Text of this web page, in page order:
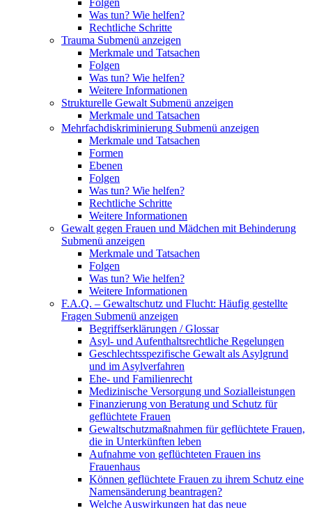
Folgen
Was tun? Wie helfen?
Rechtliche Schritte
Trauma Submenü anzeigen
Merkmale und Tatsachen
Folgen
Was tun? Wie helfen?
Weitere Informationen
Strukturelle Gewalt Submenü anzeigen
Merkmale und Tatsachen
Mehrfachdiskriminierung Submenü anzeigen
Merkmale und Tatsachen
Formen
Ebenen
Folgen
Was tun? Wie helfen?
Rechtliche Schritte
Weitere Informationen
Gewalt gegen Frauen und Mädchen mit Behinderung
Submenü anzeigen
Merkmale und Tatsachen
Folgen
Was tun? Wie helfen?
Weitere Informationen
F.A.Q. – Gewaltschutz und Flucht: Häufig gestellte
Fragen Submenü anzeigen
Begriffserklärungen / Glossar
Asyl- und Aufenthaltsrechtliche Regelungen
Geschlechtsspezifische Gewalt als Asylgrund
und im Asylverfahren
Ehe- und Familienrecht
Medizinische Versorgung und Sozialleistungen
Finanzierung von Beratung und Schutz für
geflüchtete Frauen
Gewaltschutzmaßnahmen für geflüchtete Frauen,
die in Unterkünften leben
Aufnahme von geflüchteten Frauen ins
Frauenhaus
Können geflüchtete Frauen zu ihrem Schutz eine
Namensänderung beantragen?
Welche Auswirkungen hat das neue